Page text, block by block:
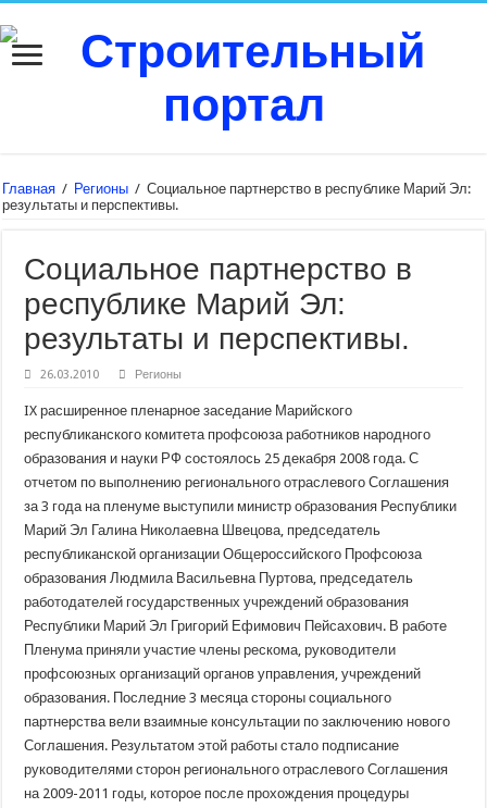
Главная / Регионы / Социальное партнерство в республике Марий Эл:
результаты и перспективы.
Социальное партнерство в
республике Марий Эл:
результаты и перспективы.
26.03.2010 Регионы
IX расширенное пленарное заседание Марийского
республиканского комитета профсоюза работников народного
образования и науки РФ состоялось 25 декабря 2008 года. С
отчетом по выполнению регионального отраслевого Соглашения
за 3 года на пленуме выступили министр образования Республики
Марий Эл Галина Николаевна Швецова, председатель
республиканской организации Общероссийского Профсоюза
образования Людмила Васильевна Пуртова, председатель
работодателей государственных учреждений образования
Республики Марий Эл Григорий Ефимович Пейсахович. В работе
Пленума приняли участие члены рескома, руководители
профсоюзных организаций органов управления, учреждений
образования. Последние 3 месяца стороны социального
партнерства вели взаимные консультации по заключению нового
Соглашения. Результатом этой работы стало подписание
руководителями сторон регионального отраслевого Соглашения
на 2009-2011 годы, которое после прохождения процедуры